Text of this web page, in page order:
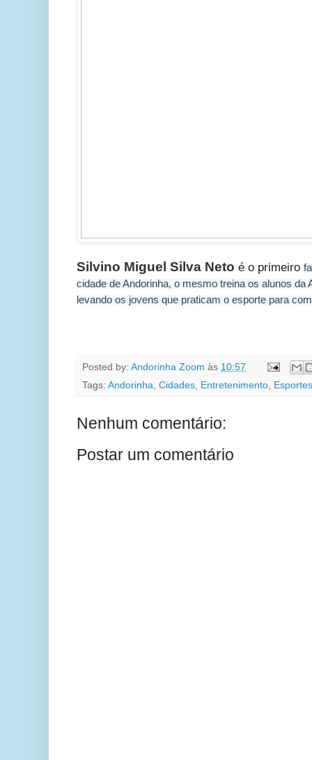
Silvino Miguel Silva Neto é o primeiro
cidade de Andorinha, o mesmo treina os alunos da
levando os jovens que praticam o esporte para
Posted by: Andorinha Zoom às 10:57
Tags: Andorinha, Cidades, Entretenimento, Esportes
Nenhum comentário:
Postar um comentário